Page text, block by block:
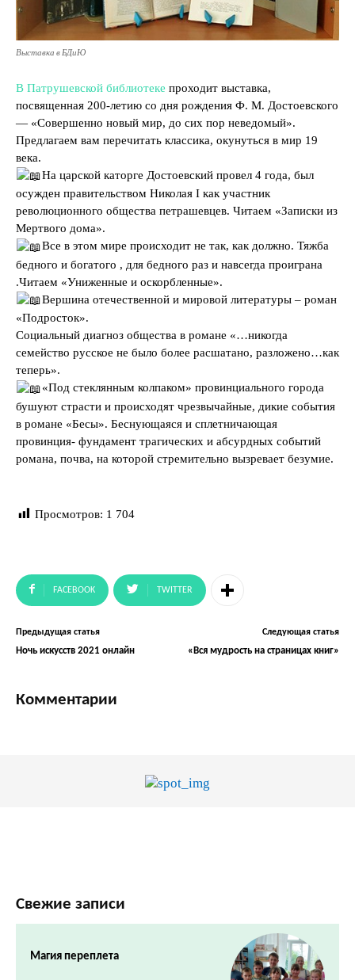
Выставка в БДиЮ
В Патрушевской библиотеке проходит выставка,
посвященная 200-летию со дня рождения Ф. М. Достоевского
— «Совершенно новый мир, до сих пор неведомый».
Предлагаем вам перечитать классика, окунуться в мир 19
века.
На царской каторге Достоевский провел 4 года, был
осужден правительством Николая I как участник
революционного общества петрашевцев. Читаем «Записки из
Мертвого дома».
Все в этом мире происходит не так, как должно. Тяжба
бедного и богатого , для бедного раз и навсегда проиграна
.Читаем «Униженные и оскорбленные».
Вершина отечественной и мировой литературы – роман
«Подросток».
Социальный диагноз общества в романе «…никогда
семейство русское не было более расшатано, разложено…как
теперь».
«Под стеклянным колпаком» провинциального города
бушуют страсти и происходят чрезвычайные, дикие события
в романе «Бесы». Беснующаяся и сплетничающая
провинция- фундамент трагических и абсурдных событий
романа, почва, на которой стремительно вызревает безумие.
Просмотров: 1 704
FACEBOOK TWITTER
Предыдущая статья
Ночь искусств 2021 онлайн
Следующая статья
«Вся мудрость на страницах книг»
Комментарии
Свежие записи
Магия переплета